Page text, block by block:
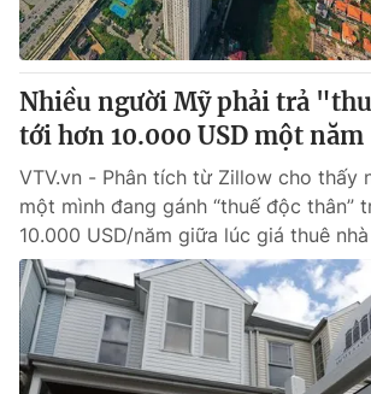
Giấy phép hoạt động báo in và báo điện tử
cấp ngày 29/12/2023
Tổng Biên tập:Vũ Thanh Thủy
Phó Tổng Biên tập: Nguyễn Thị Mỹ Hạnh,
Nguyễn Trọng Ninh
Tổng đài VTV:
024.38 355 931 - 024.38
Ðiện thoại Thời báo VTV:024.66 897 897
Email:toasoan@vtv.vn
Liên hệ quảng cáo:024-7300.7108
Nhiều người Mỹ phải trả
tới hơn 10.000 USD một năm
VTV.vn - Phân tích từ Zillow cho thấy
một mình đang gánh “thuế độc thân”
10.000 USD/năm giữa lúc giá thuê